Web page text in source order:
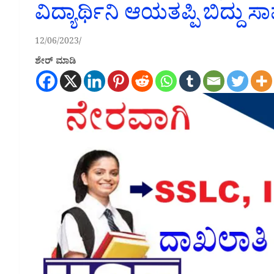
ವಿದ್ಯಾರ್ಥಿನಿ ಆಯತಪ್ಪಿ ಬಿದ್ದು
12/06/2023
ಶೇರ್ ಮಾಡಿ